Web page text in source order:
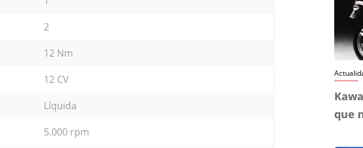
2
12 Nm
12 CV
Líquida
5.000 rpm
que